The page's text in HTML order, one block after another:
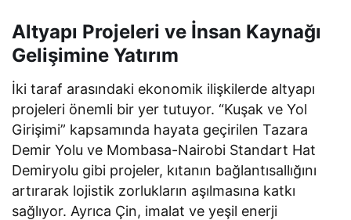
Altyapı Projeleri ve İnsan Kaynağı
Gelişimine Yatırım
İki taraf arasındaki ekonomik ilişkilerde altyapı
projeleri önemli bir yer tutuyor. “Kuşak ve Yol
Girişimi” kapsamında hayata geçirilen Tazara
Demir Yolu ve Mombasa-Nairobi Standart Hat
Demiryolu gibi projeler, kıtanın bağlantısallığını
artırarak lojistik zorlukların aşılmasına katkı
sağlıyor. Ayrıca Çin, imalat ve yeşil enerji